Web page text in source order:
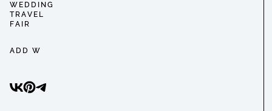
WEDDING
TRAVEL
FAIR
ADD W